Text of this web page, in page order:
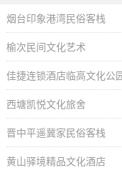
烟台印象港湾民俗客栈
榆次民间文化艺术
佳捷连锁酒店临高文化公
西塘凯悦文化旅舍
晋中平遥冀家民俗客栈
黄山驿境精品文化酒店